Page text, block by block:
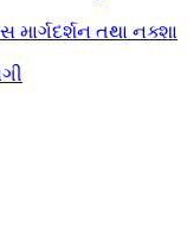
માર્ગદર્શન તથા નક્શા